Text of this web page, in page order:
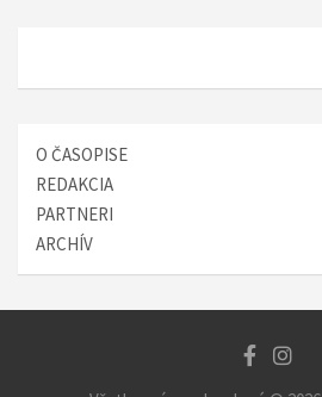
O ČASOPISE
REDAKCIA
PARTNERI
ARCHÍV